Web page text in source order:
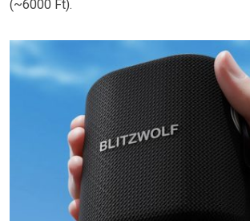
(~6000 Ft).